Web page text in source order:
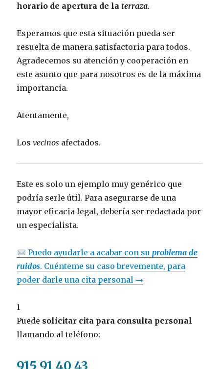
horario de apertura de laterraza.
Esperamos que esta situación pueda ser
resuelta de manera satisfactoria para todos.
Agradecemos su atención y cooperación en
este asunto que para nosotros es de la máxima
importancia.
Atentamente,
Losvecinos afectados.
Este es solo un ejemplo muy genérico que
podría serle útil. Para asegurarse de una
mayor eficacia legal, debería ser redactada por
un especialista.
Puedo ayudarle a acabar con su problema de
ruidos. Cuénteme su caso brevemente, para
poder darle una cita personal →
1
Puede solicitar cita para consulta personal
llamando al teléfono:
915 91 40 43